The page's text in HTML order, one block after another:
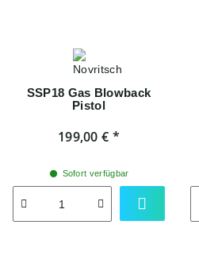
SSP18 Gas Blowback
Pistol
199,00 € *
Sofort verfügbar